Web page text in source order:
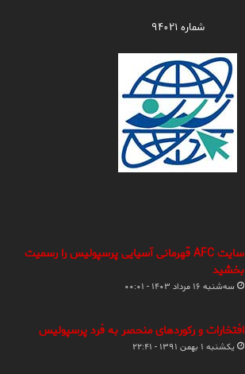
شماره ۹۴۰۲۱
سایت AFC قهرمانی آسیایی پرسپولیس را رسمیت
بخشید
سه‌شنبه ۱۶ مرداد ۱۴۰۳ - ۰۰:۰۱
افتخارات و رکوردهای منحصر به فرد پرسپولیس
یکشنبه ۱ بهمن ۱۳۹۱ - ۲۲:۴۱